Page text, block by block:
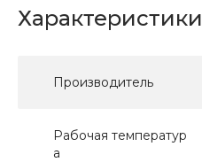
Характеристики
Производитель
Рабочая температур
а